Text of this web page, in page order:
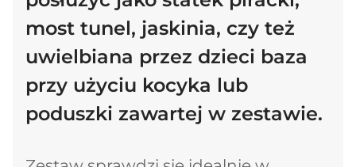
most tunel, jaskinia, czy też
uwielbiana przez dzieci baza
przy użyciu kocyka lub
poduszki zawartej w zestawie.